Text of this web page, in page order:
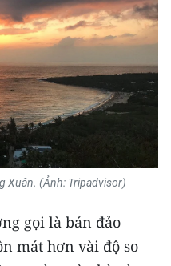
Xuân. (Ảnh: Tripadvisor)
gọi là bán đảo
mát hơn vài độ so